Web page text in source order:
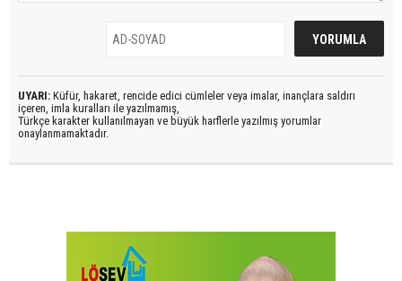
UYARI: Küfür, hakaret, rencide edici cümleler veya imalar, inançlara saldırı
içeren, imla kuralları ile yazılmamış,
Türkçe karakter kullanılmayan ve büyük harflerle yazılmış yorumlar
onaylanmamaktadır.